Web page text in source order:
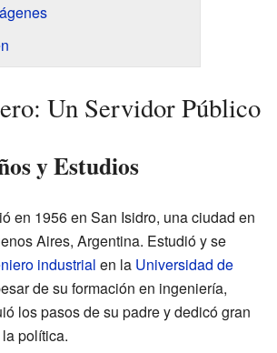
Un Servidor Público
y Estudios
en 1956 en San Isidro, una ciudad en
Aires, Argentina. Estudió y se
industrial en la Universidad de
de su formación en ingeniería,
los pasos de su padre y dedicó gran
política.